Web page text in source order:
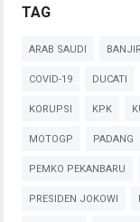
TAG
ARAB SAUDI BANJIR
COVID-19 DUCATI
KORUPSI KPK
MOTOGP PADANG
PEMKO PEKANBARU
PRESIDEN JOKOWI